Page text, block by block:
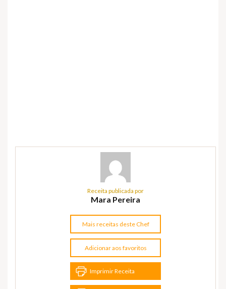
Receita publicada por
Mara Pereira
Mais receitas deste Chef
Adicionar aos favoritos
Imprimir Receita